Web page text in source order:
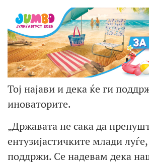
Тој најави и дека ќе ги
иноваторите.
„Државата не сака да
ентузијастичките млади
поддржи. Се надевам дека